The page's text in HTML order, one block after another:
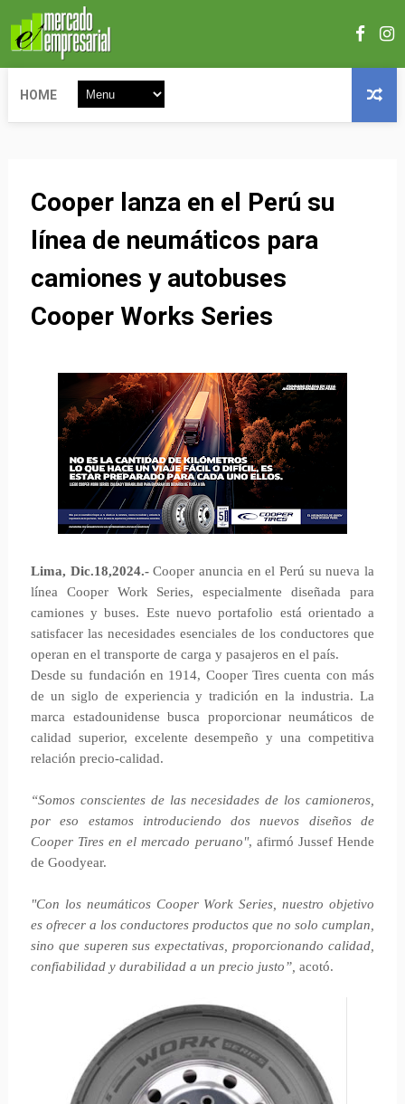
HOME
Cooper lanza en el Perú su
línea de neumáticos para
camiones y autobuses
Cooper Works Series
Lima, Dic.18,2024.-Cooper anuncia en el Perú su nueva la
línea Cooper Work Series, especialmente diseñada para
camiones y buses. Este nuevo portafolio está orientado a
satisfacer las necesidades esenciales de los conductores que
operan en el transporte de carga y pasajeros en el país.
Desde su fundación en 1914, Cooper Tires cuenta con más
de un siglo de experiencia y tradición en la industria. La
marca estadounidense busca proporcionar neumáticos de
calidad superior, excelente desempeño y una competitiva
relación precio-calidad.
“Somos conscientes de las necesidades de los camioneros,
por eso estamos introduciendo dos nuevos diseños de
Cooper Tires en el mercado peruano", afirmó Jussef Hende
de Goodyear.
"Con los neumáticos Cooper Work Series, nuestro objetivo
es ofrecer a los conductores productos que no solo cumplan,
sino que superen sus expectativas, proporcionando calidad,
confiabilidad y durabilidad a un precio justo”, acotó.